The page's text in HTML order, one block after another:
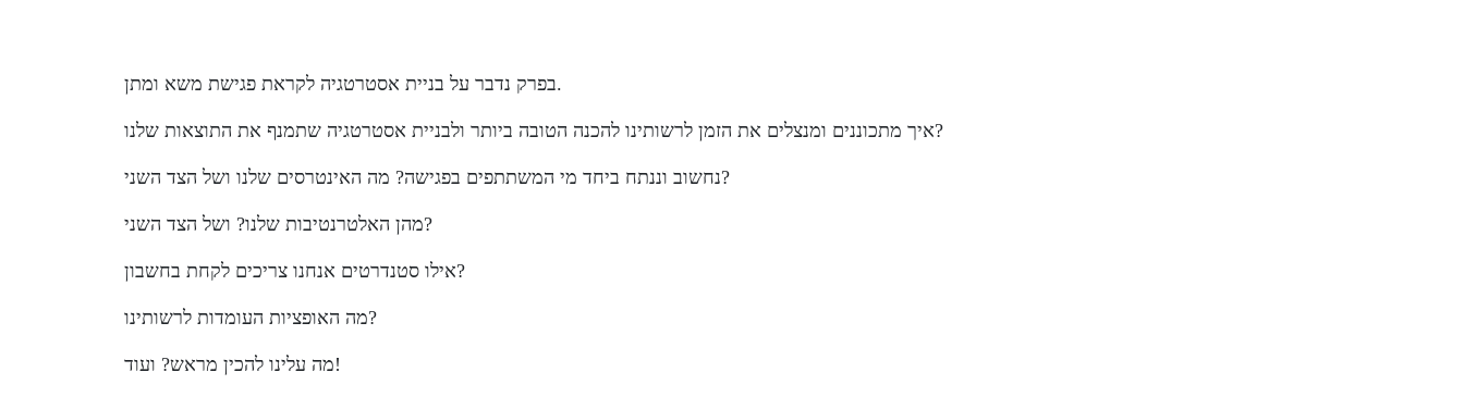
בפרק נדבר על בניית אסטרטגיה לקראת פגישת משא ומתן.
איך מתכוננים ומנצלים את הזמן לרשותינו להכנה הטובה ביותר ולבניית אסטרטגיה שתמנף את התוצאות שלנו?
נחשוב וננתח ביחד מי המשתתפים בפגישה? מה האינטרסים שלנו ושל הצד השני?
מהן האלטרנטיבות שלנו? ושל הצד השני?
אילו סטנדרטים אנחנו צריכים לקחת בחשבון?
מה האופציות העומדות לרשותינו?
מה עלינו להכין מראש? ועוד!